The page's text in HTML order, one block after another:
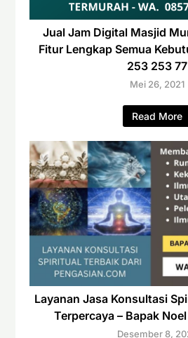
Jual Jam Digital Masjid
Fitur Lengkap Semua
253 253 77
Mei 26, 2021
Read More
Layanan Jasa Konsultasi
Terpercaya – Bapak
Desember 8,